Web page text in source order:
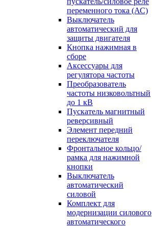
переменного тока (АС)
Выключатель
автоматический для
защиты двигателя
Кнопка нажимная в
сборе
Аксессуары для
регулятора частоты
Преобразователь
частоты низковольтный
до 1 кВ
Пускатель магнитный
реверсивный
Элемент передний
переключателя
Фронтальное кольцо/
рамка для нажимной
кнопки
Выключатель
автоматический
силовой
Комплект для
модернизации силового
автоматического